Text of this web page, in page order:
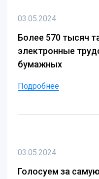
03.05.2024
Более 570 тысяч
электронные
бумажных
Подробнее
03.05.2024
Голосуем за